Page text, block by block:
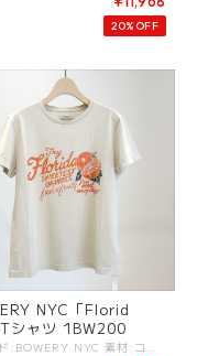
20%OFF
NYC「Florid
シャツ 1BW200
ブランド:BOWERY NYC 素材:コットン100%. カラー:・LAVANDER ・STONE(ベージュ系) ・WHITE サイズ:[M].肩幅:49cm/着丈:60cm/身幅:45cm/袖丈:16cm/ - 心地良い肌触りのコットン100％Tシャツ。 ヴィンテージライクに爽やかなロゴデザイン。 シンプルで心地良いシルエットです。 #BOWERYNYC #バワリーニューヨーク -BOWERY NYC- 「Bowery NYC（バワリー・ニューヨーク）」は、マンハッタンの歴史あるストリート「バワリー」の文化や時代の変遷にインスパイアされた、ニューヨーク発のアパレルブランド。 主にヴィンテージ加工やユーズド加工を施したTシャツやカットソーなどを展開。 デザインコンセプト: 19世紀の移民や船乗りたちの拠点から、1960年代以降のパンクやアートの聖地へと進化したバワリー地区の空気感を、グラフィックやシルエットで表現しています。 -------------- ※商品カラーは撮影時の光や閲覧環境によって、実際の商品と若干異なる場合がございます。 ※平置き採寸となりますので、多少の誤差が生じる場合がございます。(ニットなど製品上、伸縮性があるものも伸ばさずに計測) ※タグ記載の注意事項、洗濯表示を必ずお読みください。 ☆その他気になる点はお気軽にご連絡ください☆ bowerynyc-1bw200